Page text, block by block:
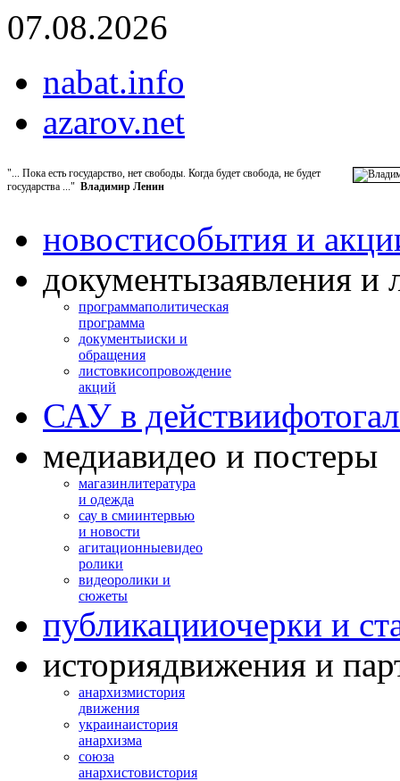
07.08.2026
nabat.info
azarov.net
"... Пока есть государство, нет свободы. Когда будет свобода, не будет
государства ..." Владимир Ленин
новостисобытия и
документызаявления и
программаполитическая
программа
документыиски и
обращения
листовкисопровождение
акций
САУ в действии
медиавидео и постеры
магазинлитература
и одежда
сау в смиинтервью
и новости
агитационныевидео
ролики
видеоролики и
сюжеты
публикацииочерки и
историядвижения и
анархизмистория
движения
украинаистория
анархизма
союза
анархистовистория